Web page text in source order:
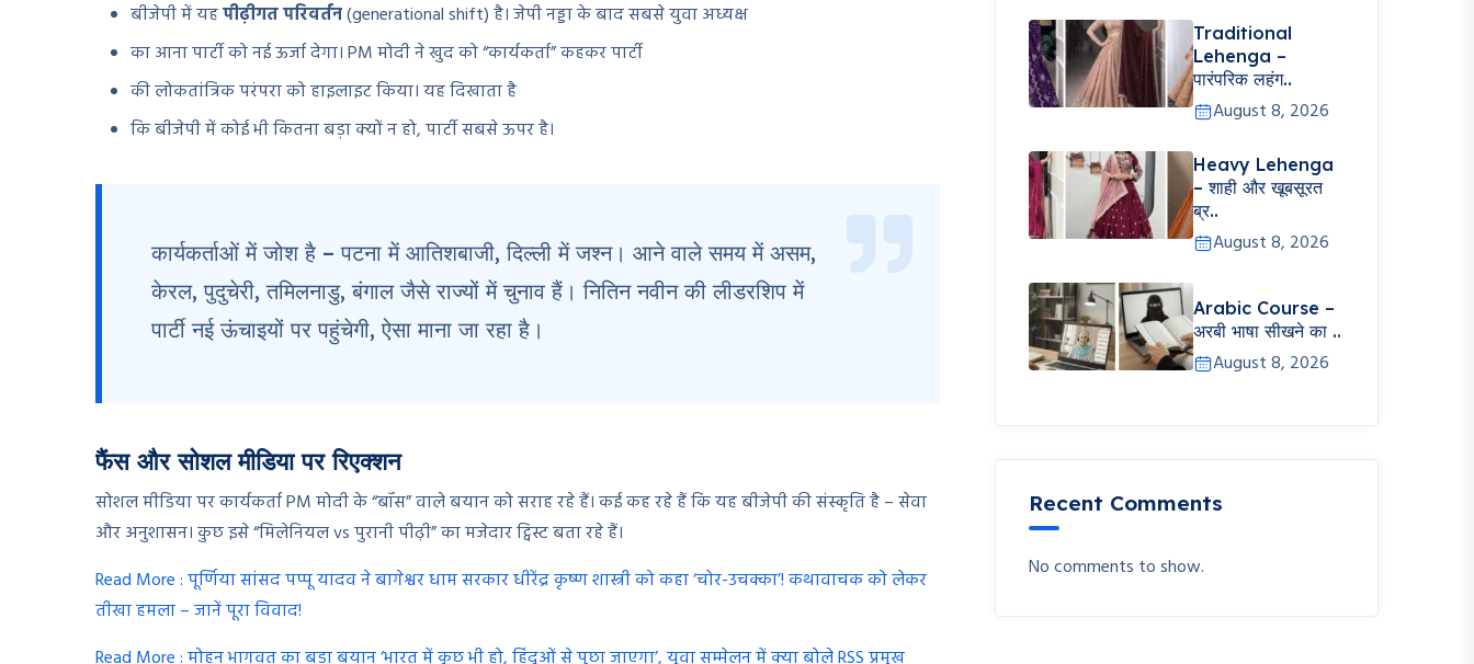
बीजेपी में यहपीढ़ीगत परिवर्तन(generational shift) है। जेपी नड्डा के बाद सबसे युवा अध्यक्ष
का आना पार्टी को नई ऊर्जा देगा। PM मोदी ने खुद को “कार्यकर्ता” कहकर पार्टी
की लोकतांत्रिक परंपरा को हाइलाइट किया। यह दिखाता है
कि बीजेपी में कोई भी कितना बड़ा क्यों न हो, पार्टी सबसे ऊपर है।
कार्यकर्ताओं में जोश है – पटना में आतिशबाजी, दिल्ली में जश्न। आने वाले समय में असम,
केरल, पुदुचेरी, तमिलनाडु, बंगाल जैसे राज्यों में चुनाव हैं। नितिन नवीन की लीडरशिप में
पार्टी नई ऊंचाइयों पर पहुंचेगी, ऐसा माना जा रहा है।
फैंस और सोशल मीडिया पर रिएक्शन
सोशल मीडिया पर कार्यकर्ता PM मोदी के “बॉस” वाले बयान को सराह रहे हैं। कई कह रहे हैं कि यह बीजेपी की संस्कृति है – सेवा
और अनुशासन। कुछ इसे “मिलेनियल vs पुरानी पीढ़ी” का मजेदार ट्विस्ट बता रहे हैं।
Read More : पूर्णिया सांसद पप्पू यादव ने बागेश्वर धाम सरकार धीरेंद्र कृष्ण शास्त्री को कहा ‘चोर-उचक्का’! कथावाचक को लेकर
तीखा हमला – जानें पूरा विवाद!
Traditional
Lehenga –
पारंपरिक लहंग..
August 8, 2026
Heavy Lehenga
– शाही और खूबसूरत
ब्र..
August 8, 2026
Arabic Course –
अरबी भाषा सीखने का ..
August 8, 2026
Recent Comments
No comments to show.